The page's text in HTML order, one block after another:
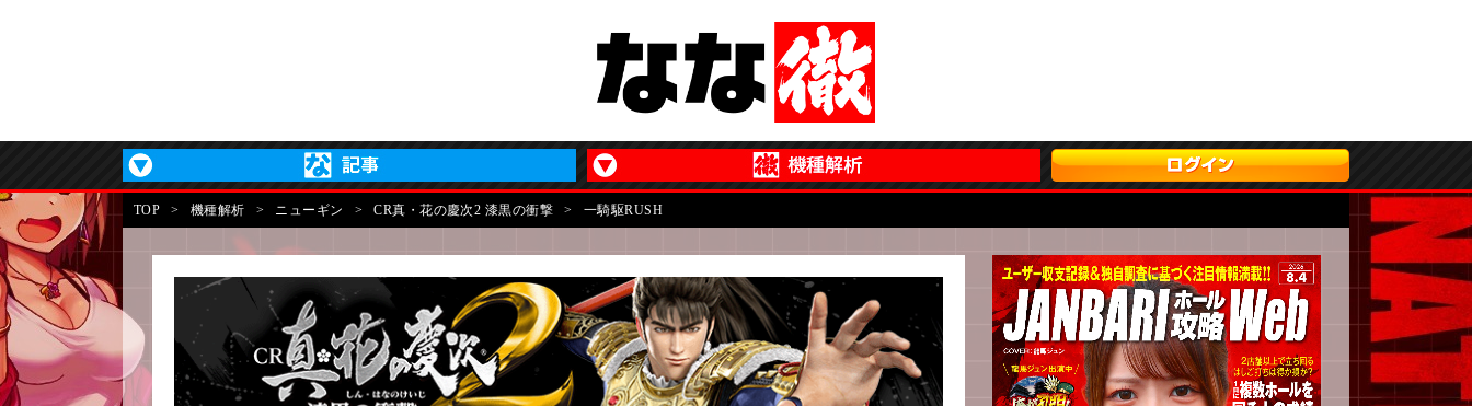
TOP > 機種解析 > ニューギン > CR真・花の慶次2 漆黒の衝撃 > 一騎駆RUSH